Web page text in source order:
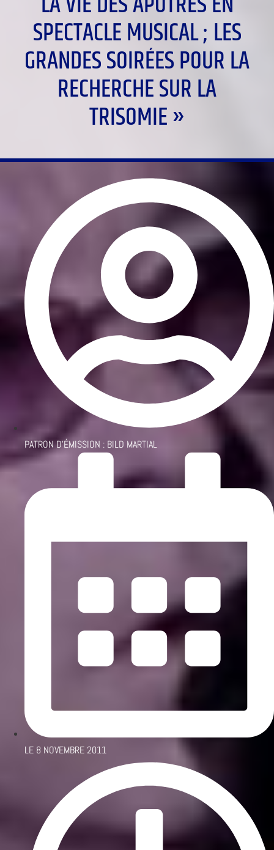
SPECTACLE MUSICAL ; LES
GRANDES SOIRÉES POUR LA
RECHERCHE SUR LA
TRISOMIE »
PATRON D'ÉMISSION : BILD MARTIAL
LE 8 NOVEMBRE 2011